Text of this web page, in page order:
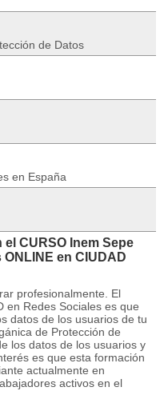
de Datos
en España
CURSO Inem Sepe
en CIUDAD
profesionalmente. El
en Redes Sociales es que
datos de los usuarios de tu
de Protección de
los datos de los usuarios y
es que esta formación
actualmente en
activos en el